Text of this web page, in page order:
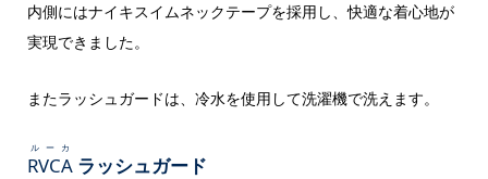
内側にはナイキスイムネックテープを採用し、快適な着心地が
実現できました。
またラッシュガードは、冷水を使用して洗濯機で洗えます。
RVCA
ルーカ
ラッシュガード